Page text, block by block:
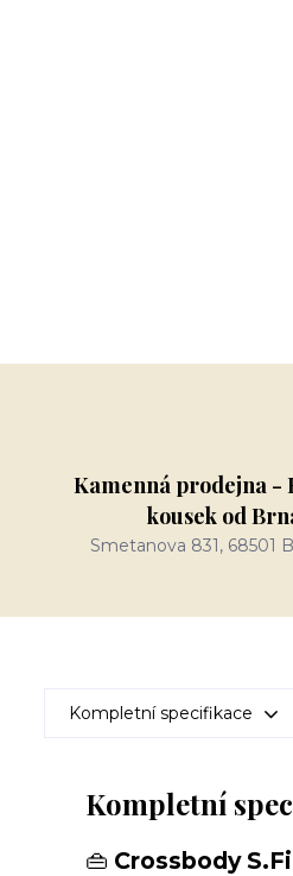
Kamenná prodejna -
kousek od
Smetanova 831, 68501
Kompletní specifikace
Kompletní
👜 Crossbody